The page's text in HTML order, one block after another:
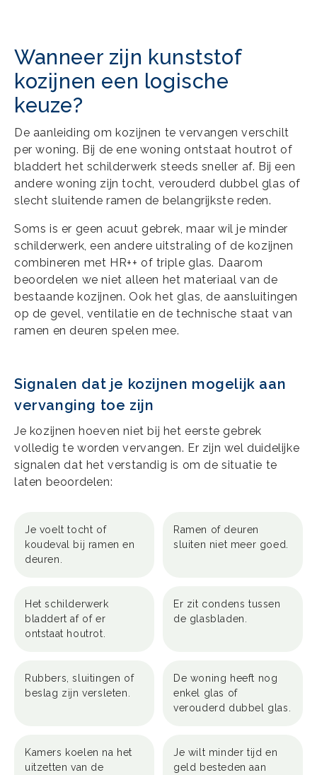
Wanneer zijn kunststof
kozijnen een logische
keuze?
De aanleiding om kozijnen te vervangen verschilt
per woning. Bij de ene woning ontstaat houtrot of
bladdert het schilderwerk steeds sneller af. Bij een
andere woning zijn tocht, verouderd dubbel glas of
slecht sluitende ramen de belangrijkste reden.
Soms is er geen acuut gebrek, maar wil je minder
schilderwerk, een andere uitstraling of de kozijnen
combineren met HR++ of triple glas. Daarom
beoordelen we niet alleen het materiaal van de
bestaande kozijnen. Ook het glas, de aansluitingen
op de gevel, ventilatie en de technische staat van
ramen en deuren spelen mee.
Signalen dat je kozijnen mogelijk aan
vervanging toe zijn
Je kozijnen hoeven niet bij het eerste gebrek
volledig te worden vervangen. Er zijn wel duidelijke
signalen dat het verstandig is om de situatie te
laten beoordelen:
Je voelt tocht of
koudeval bij ramen en
deuren.
Ramen of deuren
sluiten niet meer goed.
Het schilderwerk
bladdert af of er
ontstaat houtrot.
Er zit condens tussen
de glasbladen.
Rubbers, sluitingen of
beslag zijn versleten.
De woning heeft nog
enkel glas of
verouderd dubbel glas.
Kamers koelen na het
uitzetten van de
Je wilt minder tijd en
geld besteden aan